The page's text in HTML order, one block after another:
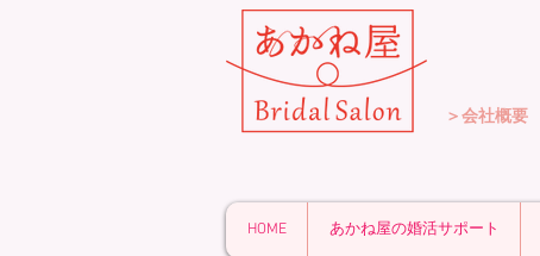
＞会社概要
HOME あかね屋の婚活サポート